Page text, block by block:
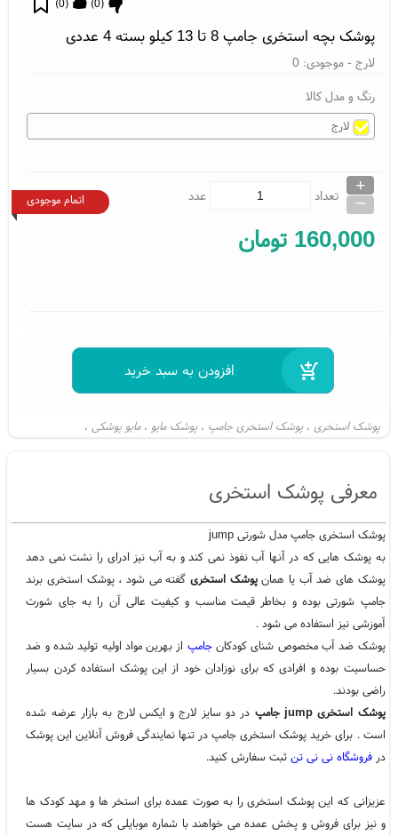
پوشک بچه استخری جامپ 8 تا 13 کیلو بسته 4 عددی
(
0
) (
0
)
لارج - موجودی:0
رنگ و مدل کالا
لارج
تعداد
+
_ عدد اتمام موجودی
160,000 تومان
پوشک استخری ، پوشک استخری جامپ ، پوشک مایو ، مایو پوشکی ،
معرفی پوشک استخری
پوشک استخری جامپ مدل شورتی jump
به پوشک هایی که در آنها آب نفوذ نمی کند و به آب نیز ادرای را نشت نمی دهد
پوشک های ضد آب یا همانپوشک استخری گفته می شود ، پوشک استخری برند
جامپ شورتی بوده و بخاطر قیمت مناسب و کیفیت عالی آن را به جای شورت
آموزشی نیز استفاده می شود .
پوشک ضد آب مخصوص شنای کودکانجامپ از بهرین مواد اولیه تولید شده و ضد
حساسیت بوده و افرادی که برای نوزادان خود از این پوشک استفاده کردن بسیار
راضی بودند.
پوشک استخری jump جامپ
در دو سایز لارج و ایکس لارج به بازار عرضه شده
است . برای خرید پوشک استخری جامپ در تنها نمایندگی فروش آنلاین این پوشک
در فروشگاه نی نی تنثبت سفارش کنید.
عزیزانی که این پوشک استخری را به صورت عمده برای استخر ها و مهد کودک ها
و نیز برای فروش و پخش عمده می خواهند با شماره موبایلی که در سایت هست